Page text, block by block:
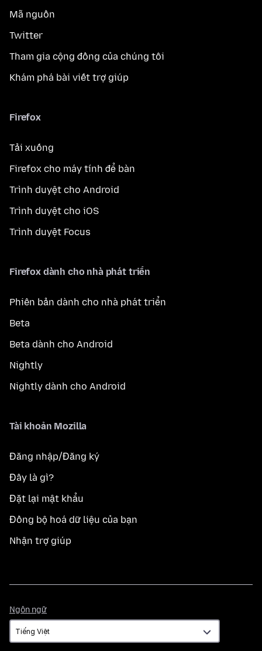
Mã nguồn
Twitter
Tham gia cộng đồng của chúng tôi
Khám phá bài viết trợ giúp
Firefox
Tải xuống
Firefox cho máy tính để bàn
Trình duyệt cho Android
Trình duyệt cho iOS
Trình duyệt Focus
Firefox dành cho nhà phát triển
Phiên bản dành cho nhà phát triển
Beta
Beta dành cho Android
Nightly
Nightly dành cho Android
Tài khoản Mozilla
Đăng nhập/Đăng ký
Đây là gì?
Đặt lại mật khẩu
Đồng bộ hoá dữ liệu của bạn
Nhận trợ giúp
Ngôn ngữ
ngữ